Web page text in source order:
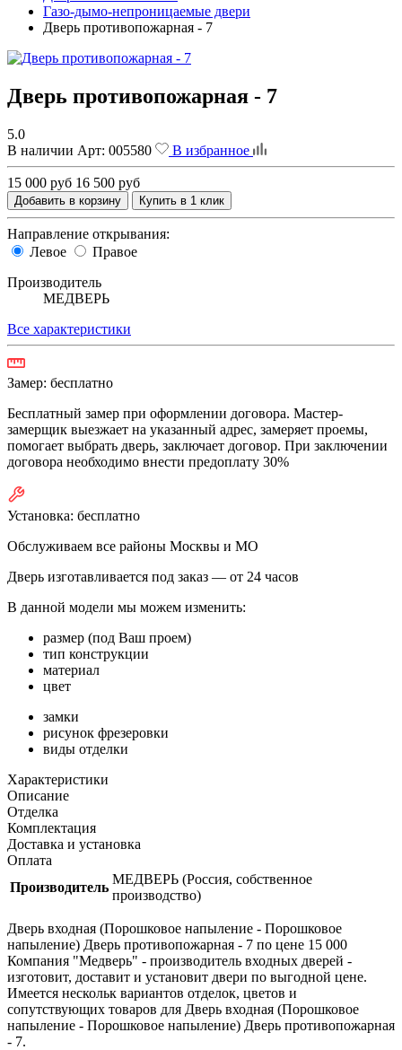
Газо-дымо-непроницаемые двери
Дверь противопожарная - 7
Дверь противопожарная - 7
5.0
В наличии Арт: 005580 В избранное
15 000 руб 16 500 руб
Добавить в корзину Купить в 1 клик
Направление открывания:
Левое
Правое
Производитель
МЕДВЕРЬ
Все характеристики
Замер: бесплатно
Бесплатный замер при оформлении договора. Мастер-
замерщик выезжает на указанный адрес, замеряет проемы,
помогает выбрать дверь, заключает договор. При заключении
договора необходимо внести предоплату 30%
Установка: бесплатно
Обслуживаем все районы Москвы и МО
Дверь изготавливается под заказ — от 24 часов
В данной модели мы можем изменить:
размер (под Ваш проем)
тип конструкции
материал
цвет
замки
рисунок фрезеровки
виды отделки
Характеристики
Описание
Отделка
Комплектация
Доставка и установка
Оплата
Производитель
МЕДВЕРЬ (Россия, собственное
производство)
Дверь входная (Порошковое напыление - Порошковое
напыление) Дверь противопожарная - 7 по цене 15 000
Компания "Медверь" - производитель входных дверей -
изготовит, доставит и установит двери по выгодной цене.
Имеется нескольк вариантов отделок, цветов и
сопутствующих товаров для Дверь входная (Порошковое
напыление - Порошковое напыление) Дверь противопожарная
- 7.